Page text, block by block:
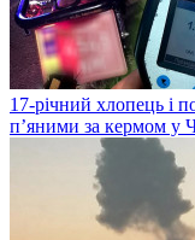
17-річний хлопець і
п’яними за кермом у